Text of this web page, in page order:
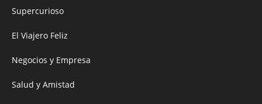
Supercurioso
El Viajero Feliz
Negocios y Empresa
Salud y Amistad